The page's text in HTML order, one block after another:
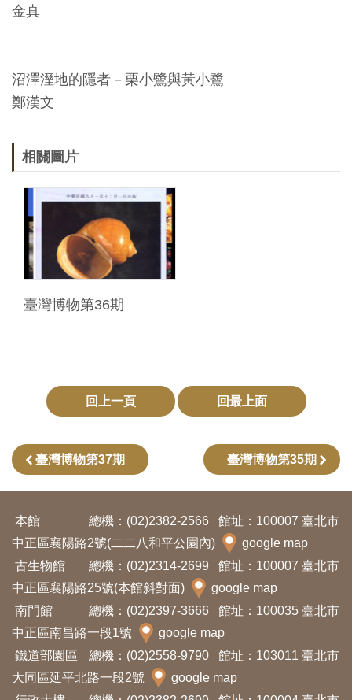
金真
沼澤溼地的隱者－栗小鷺與黃小鷺
鄭漢文
相關圖片
臺灣博物第36期
回上一頁 回最上面
臺灣博物第37期 臺灣博物第35期
本館 總機：(02)2382-2566
館址：100007 臺北市
中正區襄陽路2號(二二八和平公園內)
google map
古生物館
總機：(02)2314-2699
館址：100007 臺北市
中正區襄陽路25號(本館斜對面)
google map
南門館
總機：(02)2397-3666
館址：100035 臺北市
中正區南昌路一段1號
google map
鐵道部園區
總機：(02)2558-9790
館址：103011 臺北市
大同區延平北路一段2號
google map